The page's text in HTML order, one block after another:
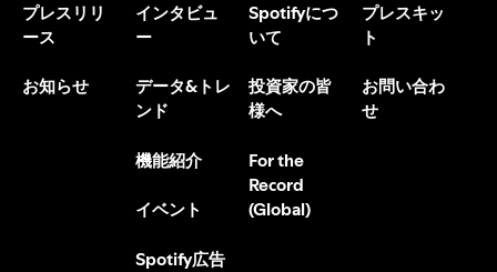
プレスリリ
ース
お知らせ
インタビュ
ー
データ&トレ
ンド
機能紹介
イベント
Spotify広告
Spotifyにつ
いて
投資家の皆
様へ
For the
Record
(Global)
プレスキッ
ト
お問い合わ
せ